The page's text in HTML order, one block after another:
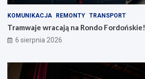
KOMUNIKACJA REMONTY TRANSPORT
Tramwaje wracają na Rondo Fordońskie!
6 sierpnia 2026